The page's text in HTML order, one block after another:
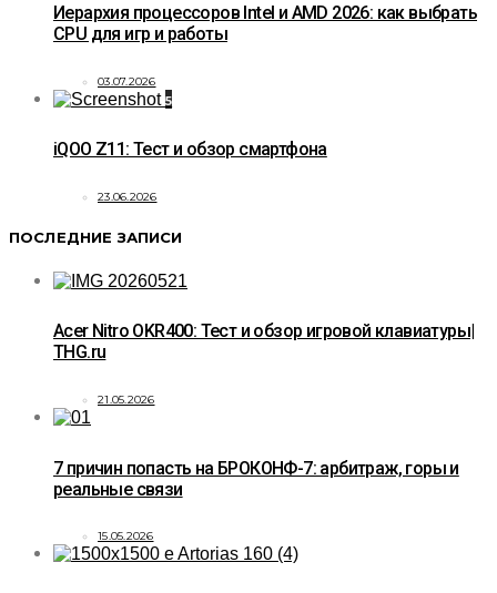
Иерархия процессоров Intel и AMD 2026: как выбрать
CPU для игр и работы
03.07.2026
5
iQOO Z11: Тест и обзор смартфона
23.06.2026
ПОСЛЕДНИЕ ЗАПИСИ
Acer Nitro OKR400: Тест и обзор игровой клавиатуры|
THG.ru
21.05.2026
7 причин попасть на БРОКОНФ-7: арбитраж, горы и
реальные связи
15.05.2026